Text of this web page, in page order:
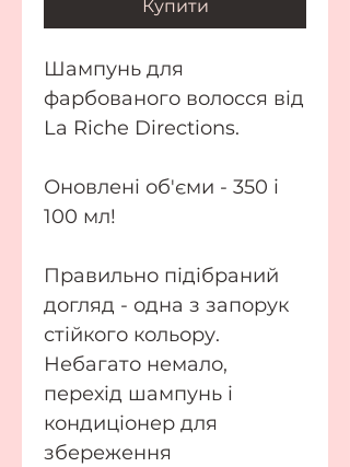
Купити
Шампунь для
фарбованого волосся від
La Riche Directions.
Оновлені об'єми - 350 і
100 мл!
Правильно підібраний
догляд - одна з запорук
стійкого кольору.
Небагато немало,
перехід шампунь і
кондиціонер для
збереження